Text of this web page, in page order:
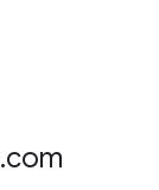
.com